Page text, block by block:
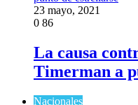
23 mayo, 2021
0 86
La causa
Timerman a
Nacionales